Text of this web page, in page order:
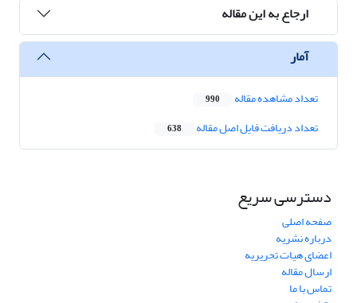
ارجاع به این مقاله
آمار
تعداد مشاهده مقاله 990
تعداد دریافت فایل اصل مقاله 638
دسترسی سریع
صفحه اصلی
درباره نشریه
اعضای هیات تحریریه
ارسال مقاله
تماس با ما